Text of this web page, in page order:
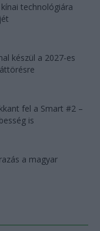
technológiára
készül a 2027-es
fel a Smart #2 –
is
a magyar